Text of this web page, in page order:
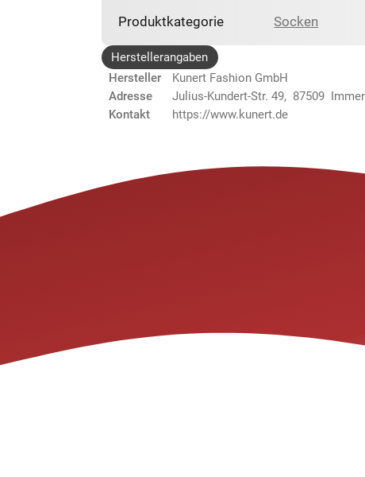
Produktkategorie Socken
Herstellerangaben
Hersteller
Kunert Fashion GmbH
Adresse
Julius-Kundert-Str. 49, 87509
Kontakt
https://www.kunert.de